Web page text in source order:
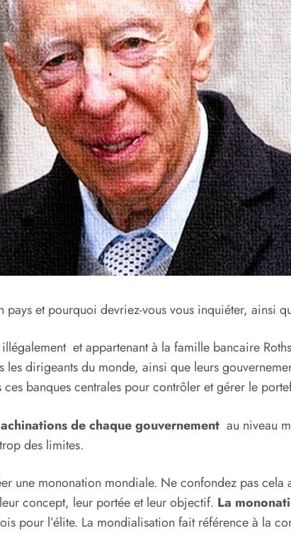
pays et pourquoi devriez-vous vous inquiéter, ainsi
et appartenant à la famille bancaire
les dirigeants du monde, ainsi que leurs
banques centrales pour contrôler et gérer le
de chaque gouvernement au niveau
des limites.
une mononation mondiale. Ne confondez pas
concept, leur portée et leur objectif. La
pour l’élite. La mondialisation fait référence à la